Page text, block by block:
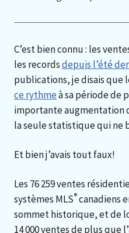
C’est bien connu : les
les recordsdepuis l’été
publications, je disais que
ce rythmeà sa période de
importante augmentation
la seule statistique qui ne
Et bien j’avais tout faux!
Les 76 259 ventes
systèmes MLS®canadiens
sommet historique, et de
14 000 ventes de plus que